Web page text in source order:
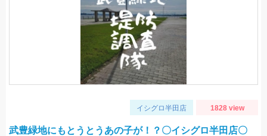
イシグロ半田店 1828 view
武豊緑地にもとうとうあの子が！？〇イシグロ半田店〇